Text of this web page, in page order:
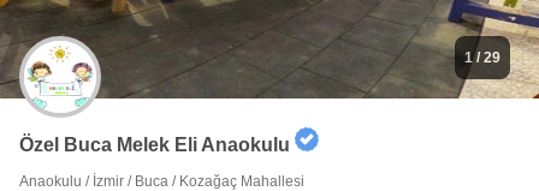
1/ 29
Özel Buca Melek Eli Anaokulu
Anaokulu / İzmir / Buca / Kozağaç Mahallesi